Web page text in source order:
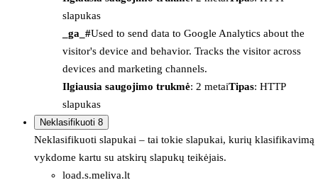
slapukas
_ga_#Used to send data to Google Analytics about the
visitor's device and behavior. Tracks the visitor across
devices and marketing channels.
Ilgiausia saugojimo trukmė: 2 metaiTipas: HTTP
slapukas
Neklasifikuoti 8
Neklasifikuoti slapukai – tai tokie slapukai, kurių klasifikavimą
vykdome kartu su atskirų slapukų teikėjais.
load.s.meliva.lt